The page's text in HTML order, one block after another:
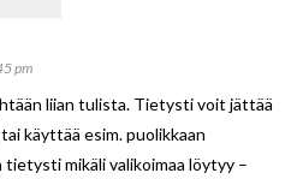
pm
liian tulista. Tietysti voit jättää
käyttää esim. puolikkaan
tietysti mikäli valikoimaa löytyy –